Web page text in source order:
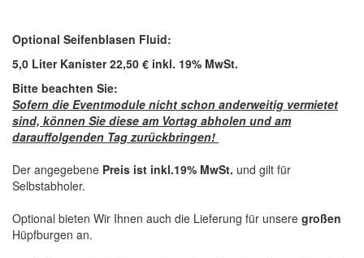
Optional Seifenblasen Fluid:
5,0 Liter Kanister 22,50 € inkl. 19% MwSt.
Bitte beachten Sie:
Sofern die Eventmodule nicht schon anderweitig vermietet
sind, können Sie diese am Vortag abholen und am
darauffolgenden Tag zurückbringen!
Der angegebene Preis ist inkl.19% MwSt. und gilt für
Selbstabholer.
Optional bieten Wir Ihnen auch die Lieferung für unsere großen
Hüpfburgen an.